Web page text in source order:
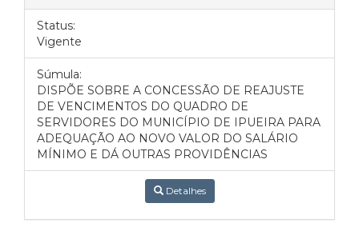
Status:
Vigente
Súmula:
DISPÕE SOBRE A CONCESSÃO DE REAJUSTE
DE VENCIMENTOS DO QUADRO DE
SERVIDORES DO MUNICÍPIO DE IPUEIRA PARA
ADEQUAÇÃO AO NOVO VALOR DO SALÁRIO
MÍNIMO E DÁ OUTRAS PROVIDÊNCIAS
Detalhes